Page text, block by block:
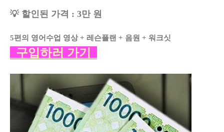
💡 할인된 가격 : 3만 원
5편의 영어수업 영상 + 레슨플랜 + 음원 + 워크싯
구입하러 가기